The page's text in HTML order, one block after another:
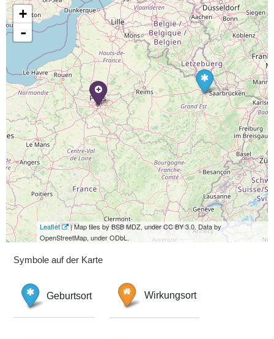
+
-
Leaflet
| Map tiles by BSB MDZ, under CC BY 3.0. Data by
OpenStreetMap, under ODbL.
Symbole auf der Karte
Geburtsort Wirkungsort